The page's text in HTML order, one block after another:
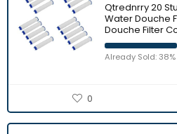
Qtrednrry 20
Water Douche
Douche Filter
Already Sold: 38%
0